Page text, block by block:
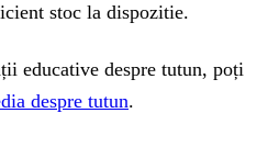
stoc la dispozitie.
educative despre tutun, poți
despre tutun.